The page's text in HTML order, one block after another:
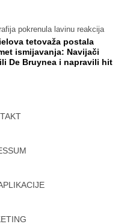
pokrenula lavinu reakcija
tetovaža postala
ismijavanja: Navijači
De Bruynea i napravili hit